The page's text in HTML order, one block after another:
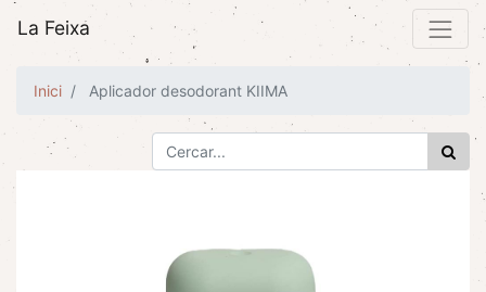
La Feixa
Inici Aplicador desodorant KIIMA